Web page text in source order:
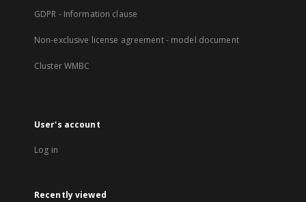
GDPR - Information clause
Non-exclusive license agreement - model document
Cluster WMBC
User's account
Log in
Recently viewed